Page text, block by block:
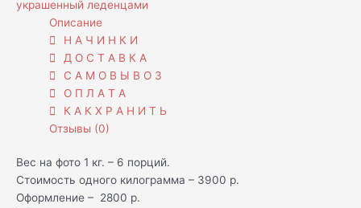
украшенный леденцами
Описание
Н А Ч И Н К И
Д О С Т А В К А
С А М О В Ы В О З
О П Л А Т А
К А К Х Р А Н И Т Ь
Отзывы (0)
Вес на фото 1 кг. – 6 порций.
Стоимость одного килограмма – 3900 р.
Оформление – 2800 р.